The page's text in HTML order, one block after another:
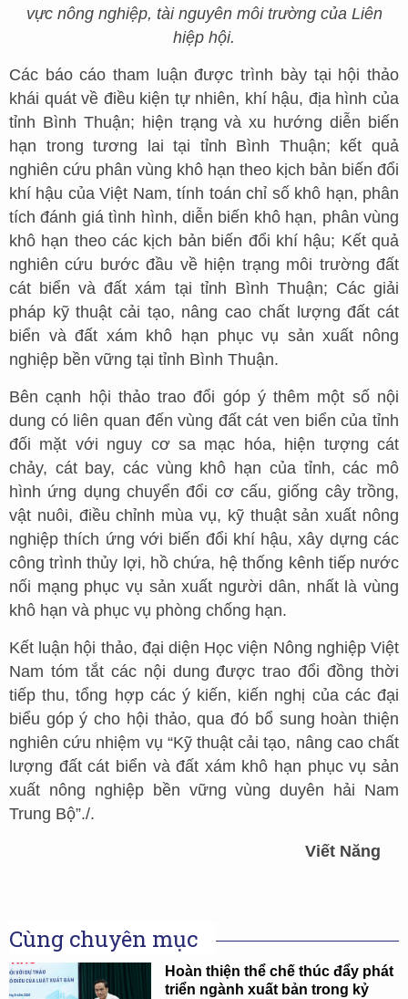
vực nông nghiệp, tài nguyên môi trường của Liên
hiệp hội.
Các báo cáo tham luận được trình bày tại hội thảo
khái quát về điều kiện tự nhiên, khí hậu, địa hình của
tỉnh Bình Thuận; hiện trạng và xu hướng diễn biến
hạn trong tương lai tại tỉnh Bình Thuận; kết quả
nghiên cứu phân vùng khô hạn theo kịch bản biến đổi
khí hậu của Việt Nam, tính toán chỉ số khô hạn, phân
tích đánh giá tình hình, diễn biến khô hạn, phân vùng
khô hạn theo các kịch bản biến đổi khí hậu; Kết quả
nghiên cứu bước đầu về hiện trạng môi trường đất
cát biển và đất xám tại tỉnh Bình Thuận; Các giải
pháp kỹ thuật cải tạo, nâng cao chất lượng đất cát
biển và đất xám khô hạn phục vụ sản xuất nông
nghiệp bền vững tại tỉnh Bình Thuận.
Bên cạnh hội thảo trao đổi góp ý thêm một số nội
dung có liên quan đến vùng đất cát ven biển của tỉnh
đối mặt với nguy cơ sa mạc hóa, hiện tượng cát
chảy, cát bay, các vùng khô hạn của tỉnh, các mô
hình ứng dụng chuyển đổi cơ cấu, giống cây trồng,
vật nuôi, điều chỉnh mùa vụ, kỹ thuật sản xuất nông
nghiệp thích ứng với biến đổi khí hậu, xây dựng các
công trình thủy lợi, hồ chứa, hệ thống kênh tiếp nước
nối mạng phục vụ sản xuất người dân, nhất là vùng
khô hạn và phục vụ phòng chống hạn.
Kết luận hội thảo, đại diện Học viện Nông nghiệp Việt
Nam tóm tắt các nội dung được trao đổi đồng thời
tiếp thu, tổng hợp các ý kiến, kiến nghị của các đại
biểu góp ý cho hội thảo, qua đó bổ sung hoàn thiện
nghiên cứu nhiệm vụ “Kỹ thuật cải tạo, nâng cao chất
lượng đất cát biển và đất xám khô hạn phục vụ sản
xuất nông nghiệp bền vững vùng duyên hải Nam
Trung Bộ”./.
Viết Năng
Cùng chuyên mục
Hoàn thiện thể chế thúc đẩy phát
triển ngành xuất bản trong kỷ